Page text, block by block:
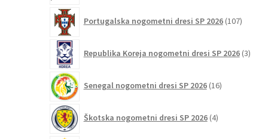
Portugalska nogometni dresi SP 2026 107
Republika Koreja nogometni dresi SP 2026 3
Senegal nogometni dresi SP 2026 16izdelkov
Škotska nogometni dresi SP 2026 4izdelki